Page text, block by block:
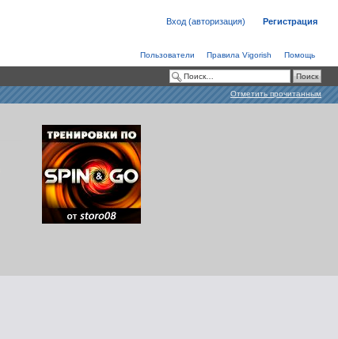
Регистрация
Вход (авторизация)
Помощь
Правила Vigorish
Пользователи
Отметить прочитанным